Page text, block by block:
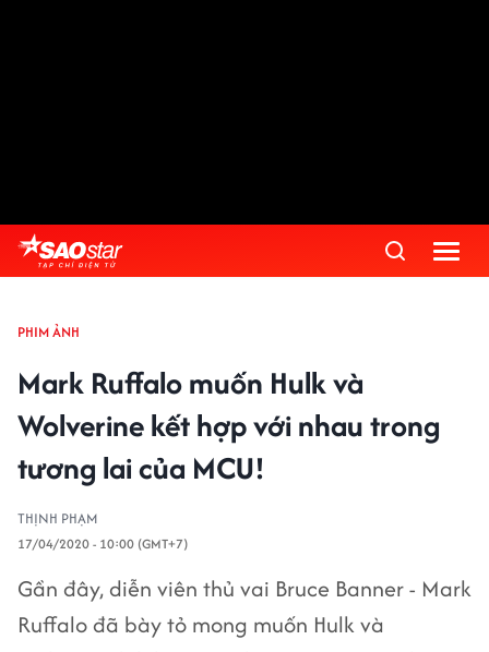
PHIM ẢNH
Mark Ruffalo muốn Hulk và
Wolverine kết hợp với nhau trong
tương lai của MCU!
THỊNH PHẠM
17/04/2020 - 10:00 (GMT+7)
Gần đây, diễn viên thủ vai Bruce Banner - Mark
Ruffalo đã bày tỏ mong muốn Hulk và